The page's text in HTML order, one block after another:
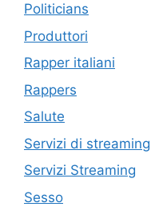
Politicians
Produttori
Rapper italiani
Rappers
Salute
Servizi di streaming
Servizi Streaming
Sesso